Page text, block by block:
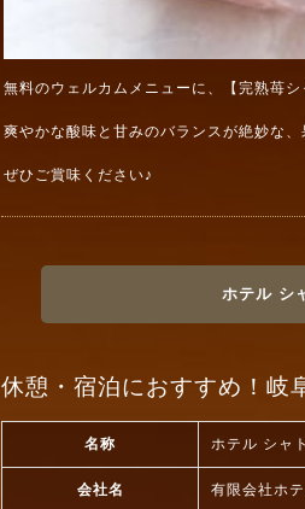
無料のウェルカムメニューに、【完熟苺
爽やかな酸味と甘みのバランスが絶妙な、
ぜひご賞味ください♪
ホテル シ
休憩・宿泊におすすめ！岐
名称 ホテル シャ
会社名 有限会社ホ